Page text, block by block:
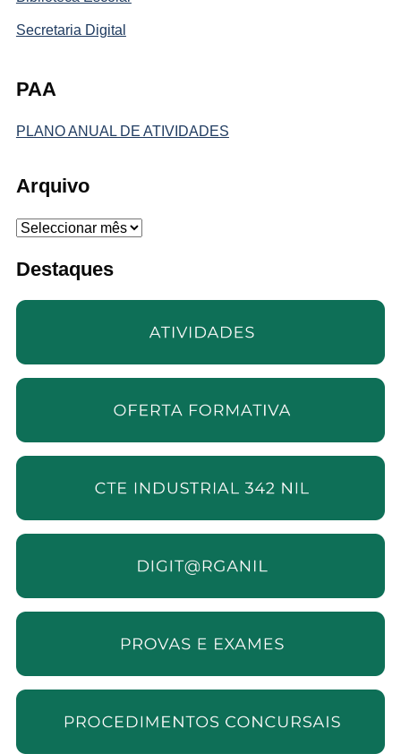
Secretaria Digital
PAA
PLANO ANUAL DE ATIVIDADES
Arquivo
Arquivo
Destaques